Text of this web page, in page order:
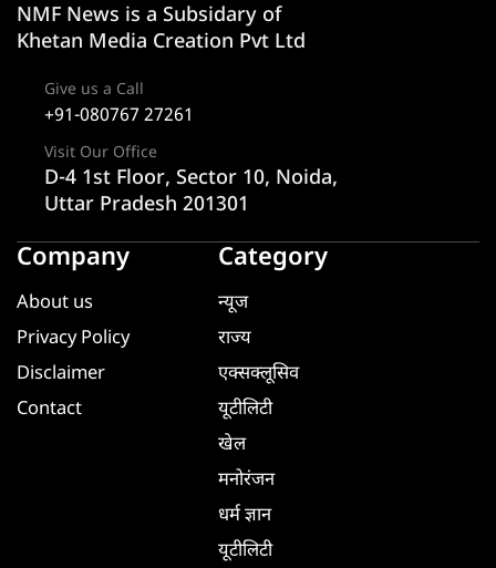
NMF News is a Subsidary of
Khetan Media Creation Pvt Ltd
Give us a Call
+91-080767 27261
Visit Our Office
D-4 1st Floor, Sector 10, Noida,
Uttar Pradesh 201301
Company
About us
Privacy Policy
Disclaimer
Contact
Category
न्यूज
राज्य
एक्सक्लूसिव
यूटीलिटी
खेल
मनोरंजन
धर्म ज्ञान
यूटीलिटी